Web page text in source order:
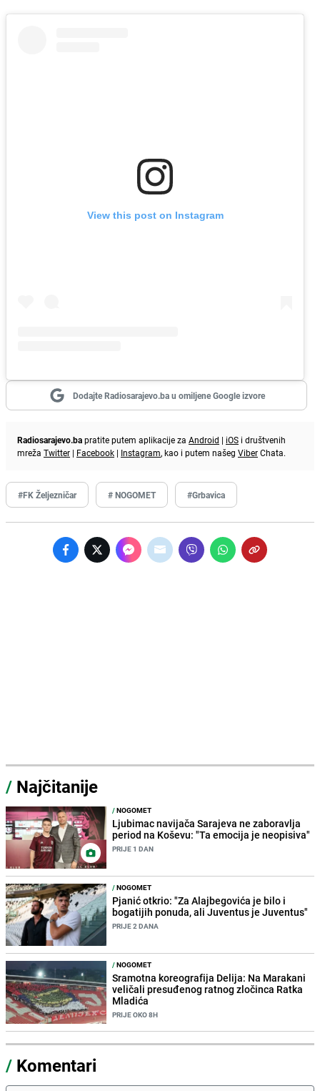
View this post on Instagram
Dodajte Radiosarajevo.ba u omiljene Google izvore
Radiosarajevo.bapratite putem aplikacije za Android | iOS i društvenih
mreža Twitter | Facebook | Instagram, kao i putem našeg ViberChata.
#FK Željezničar # NOGOMET #Grbavica
/ Najčitanije
/NOGOMET
Ljubimac navijača Sarajeva ne zaboravlja
period na Koševu: "Ta emocija je neopisiva"
PRIJE 1 DAN
/NOGOMET
Pjanić otkrio: "Za Alajbegovića je bilo i
bogatijih ponuda, ali Juventus je Juventus"
PRIJE 2 DANA
/NOGOMET
Sramotna koreografija Delija: Na Marakani
veličali presuđenog ratnog zločinca Ratka
Mladića
PRIJE OKO 8H
/ Komentari